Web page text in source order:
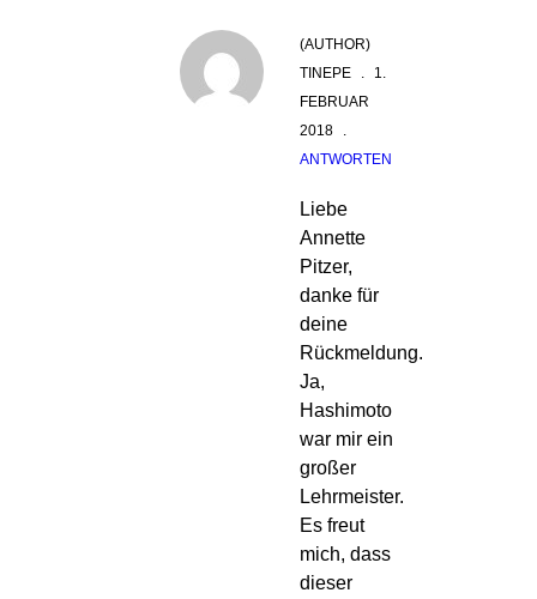
(AUTHOR)
TINEPE
.
1.
FEBRUAR
2018
.
ANTWORTEN
Liebe
Annette
Pitzer,
danke für
deine
Rückmeldung.
Ja,
Hashimoto
war mir ein
großer
Lehrmeister.
Es freut
mich, dass
dieser